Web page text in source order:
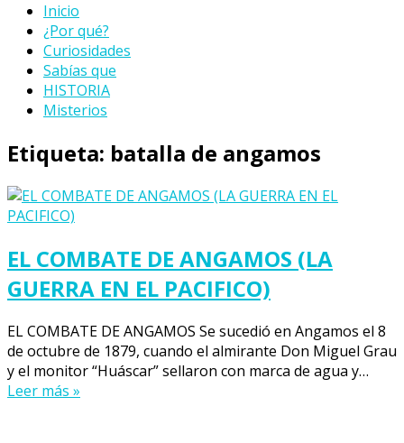
Inicio
¿Por qué?
Curiosidades
Sabías que
HISTORIA
Misterios
Etiqueta: batalla de angamos
EL COMBATE DE ANGAMOS (LA
GUERRA EN EL PACIFICO)
EL COMBATE DE ANGAMOS Se sucedió en Angamos el 8
de octubre de 1879, cuando el almirante Don Miguel Grau
y el monitor “Huáscar” sellaron con marca de agua y…
Leer más »